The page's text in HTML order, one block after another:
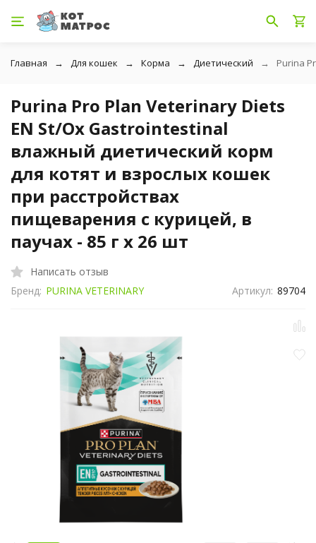
Главная Для кошек Корма Диетический Purina
Purina Pro Plan Veterinary Diets
EN St/Ox Gastrointestinal
влажный диетический корм
для котят и взрослых кошек
при расстройствах
пищеварения с курицей, в
паучах - 85 г х 26 шт
Написать отзыв
Бренд: PURINA VETERINARY Артикул: 89704